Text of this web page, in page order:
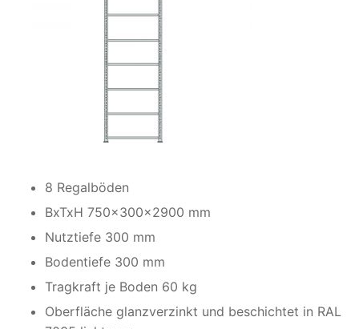
8 Regalböden
BxTxH 750x300x2900 mm
Nutztiefe 300 mm
Bodentiefe 300 mm
Tragkraft je Boden 60 kg
Oberfläche glanzverzinkt und beschichtet in RAL